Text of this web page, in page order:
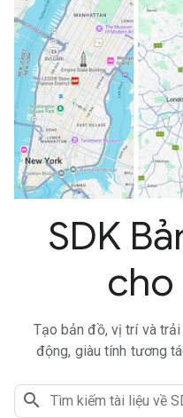
SDK
cho
Tạo bản đồ, vị trí và
động, giàu tính tương